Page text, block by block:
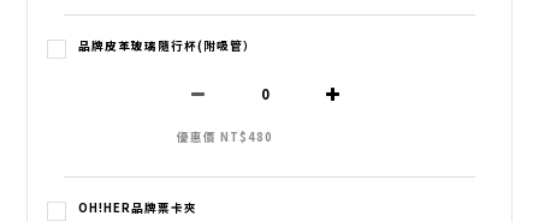
品牌皮革玻璃隨行杯(附吸管）
優惠價 NT$480
OH!HER品牌票卡夾